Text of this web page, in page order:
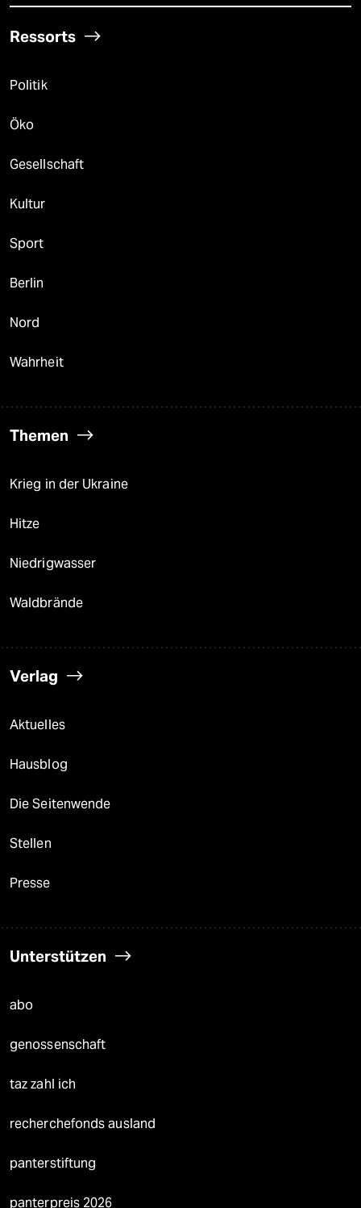
Ressorts
Politik
Öko
Gesellschaft
Kultur
Sport
Berlin
Nord
Wahrheit
Themen
Krieg in der Ukraine
Hitze
Niedrigwasser
Waldbrände
Verlag
Aktuelles
Hausblog
Die Seitenwende
Stellen
Presse
Unterstützen
abo
genossenschaft
taz zahl ich
recherchefonds ausland
panterstiftung
panterpreis 2026